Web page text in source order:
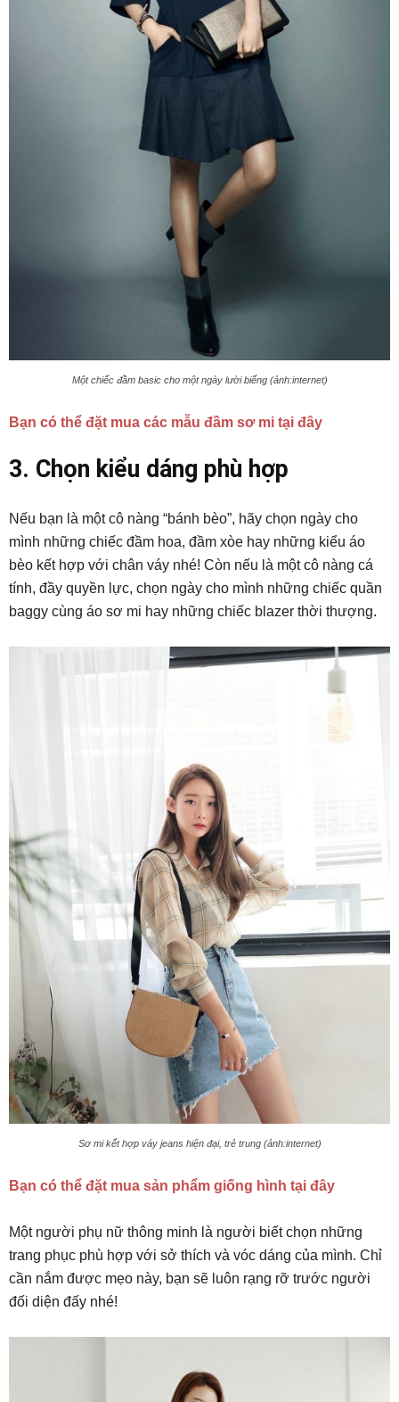
Một chiếc đầm basic cho một ngày lười biếng (ảnh:internet)
Bạn có thể đặt mua các mẫu đầm sơ mi tại đây
3. Chọn kiểu dáng phù hợp
Nếu bạn là một cô nàng “bánh bèo”, hãy chọn ngày cho
mình những chiếc đầm hoa, đầm xòe hay những kiểu áo
bèo kết hợp với chân váy nhé! Còn nếu là một cô nàng cá
tính, đầy quyền lực, chọn ngày cho mình những chiếc quần
baggy cùng áo sơ mi hay những chiếc blazer thời thượng.
Sơ mi kết hợp váy jeans hiện đại, trẻ trung (ảnh:internet)
Bạn có thể đặt mua sản phẩm giống hình tại đây
Một người phụ nữ thông minh là người biết chọn những
trang phục phù hợp với sở thích và vóc dáng của mình. Chỉ
cần nắm được mẹo này, bạn sẽ luôn rạng rỡ trước người
đối diện đấy nhé!